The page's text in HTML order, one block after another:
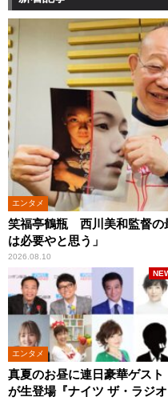
エンタメ
笑福亭鶴瓶 西川美和監督の
は必要やと思う」
2026.08.10
エンタメ
真夏のお昼に連日豪華ゲスト
が生登場『ナイツ ザ・ラジオ